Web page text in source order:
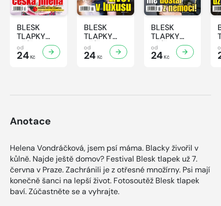
BLESK
TLAPKY
KŘÍŽOVKY
- 7/2026
od
24Kč
BLESK
TLAPKY
KŘÍŽOVKY
- 6/2026
od
24Kč
BLESK
TLAPKY
KŘÍŽOVKY
- 5/2026
od
24Kč
Anotace
Helena Vondráčková, jsem psí máma. Blacky živořil v
kůlně. Najde ještě domov? Festival Blesk tlapek už 7.
června v Praze. Zachránili je z otřesné množírny. Psi mají
konečně šanci na lepší život. Fotosoutěž Blesk tlapek
baví. Zúčastněte se a vyhrajte.